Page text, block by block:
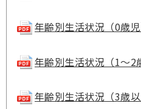
年齢別生活状況（0歳
年齢別生活状況（1～
年齢別生活状況（3歳